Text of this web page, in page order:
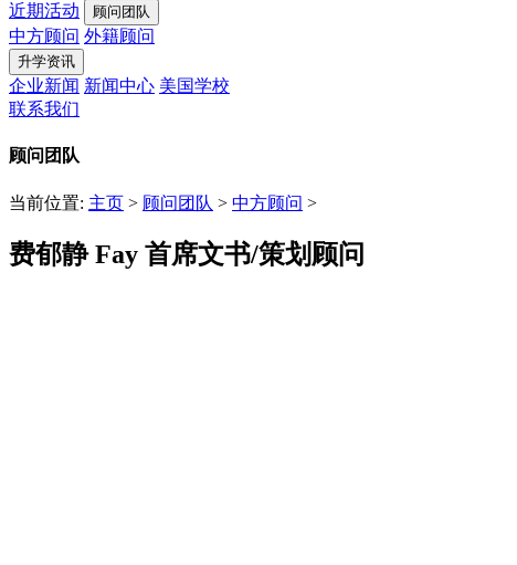
近期活动
顾问团队
中方顾问 外籍顾问
升学资讯
企业新闻 新闻中心 美国学校
联系我们
顾问团队
当前位置: 主页 > 顾问团队 > 中方顾问 >
费郁静 Fay 首席文书/策划顾问